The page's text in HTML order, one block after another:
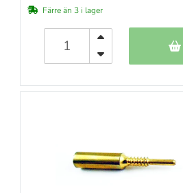
Färre än 3 i lager